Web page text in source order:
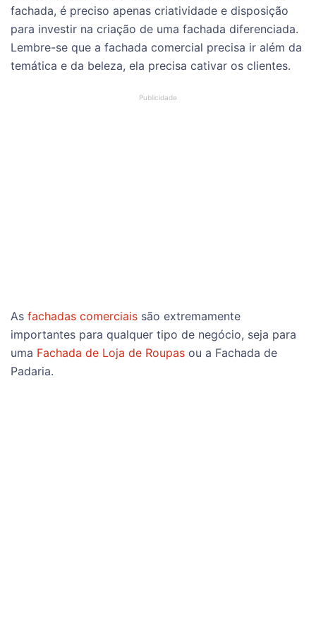
fachada, é preciso apenas criatividade e disposição
para investir na criação de uma fachada diferenciada.
Lembre-se que a fachada comercial precisa ir além da
temática e da beleza, ela precisa cativar os clientes.
As fachadas comerciais são extremamente
importantes para qualquer tipo de negócio, seja para
uma Fachada de Loja de Roupas ou a Fachada de
Padaria.